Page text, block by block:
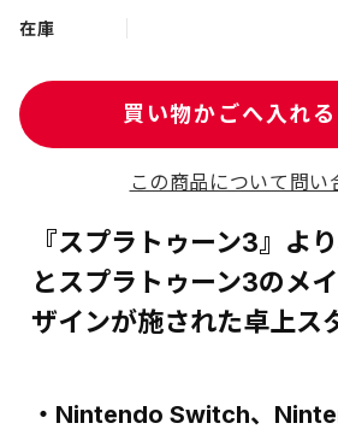
在庫
この商品について問い
『スプラトゥーン3』よ
とスプラトゥーン3のメ
ザインが施された卓上ス
・Nintendo Switch、